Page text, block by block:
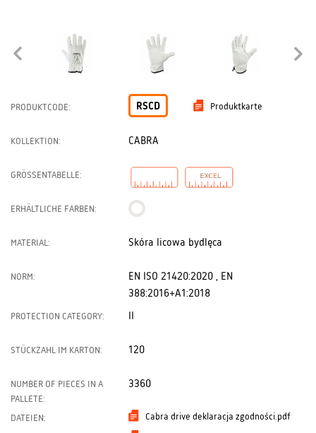
PRODUKTCODE: RSCD Produktkarte
KOLLEKTION: CABRA
GRÖSSENTABELLE:
ERHÄLTLICHE FARBEN:
MATERIAL: Skóra licowa bydlęca
NORM:
EN ISO 21420:2020 , EN
388:2016+A1:2018
PROTECTION CATEGORY: II
STÜCKZAHL IM KARTON: 120
NUMBER OF PIECES IN A
PALLETE:
3360
DATEIEN: Cabra drive deklaracja zgodności.pdf